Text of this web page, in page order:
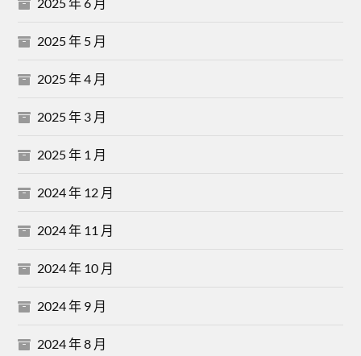
2025 年 5 月
2025 年 4 月
2025 年 3 月
2025 年 1 月
2024 年 12 月
2024 年 11 月
2024 年 10 月
2024 年 9 月
2024 年 8 月